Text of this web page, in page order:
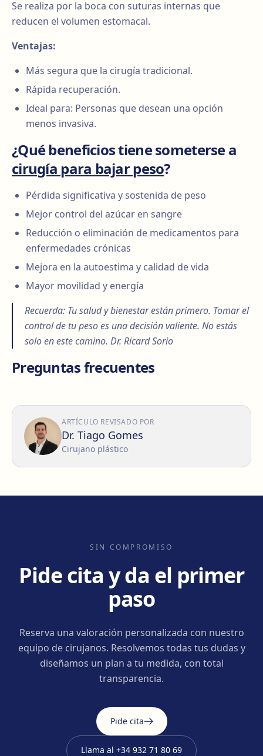
Se realiza por la boca con suturas internas que
reducen el volumen estomacal.
Ventajas:
Más segura que la cirugía tradicional.
Rápida recuperación.
Ideal para: Personas que desean una opción
menos invasiva.
¿Qué beneficios tiene someterse a
cirugía para bajar peso?
Pérdida significativa y sostenida de peso
Mejor control del azúcar en sangre
Reducción o eliminación de medicamentos para
enfermedades crónicas
Mejora en la autoestima y calidad de vida
Mayor movilidad y energía
Recuerda: Tu salud y bienestar están primero. Tomar el
control de tu peso es una decisión valiente. No estás
solo en este camino. Dr. Ricard Sorio
Preguntas frecuentes
ARTÍCULO REVISADO POR
Dr. Tiago Gomes
Cirujano plástico
SIN COMPROMISO
Pide cita y da el primer
paso
Reserva una valoración personalizada con nuestro
equipo de cirujanos. Resolvemos todas tus dudas y
diseñamos un plan a tu medida, con total
transparencia.
Pide cita
Llama al +34 932 71 80 69